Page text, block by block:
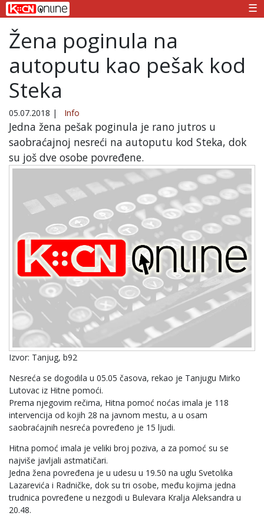
☰
Žena poginula na
autoputu kao pešak kod
Steka
05.07.2018 | Info
Jedna žena pešak poginula je rano jutros u
saobraćajnoj nesreći na autoputu kod Steka, dok
su još dve osobe povređene.
Izvor: Tanjug, b92
Nesreća se dogodila u 05.05 časova, rekao je Tanjugu Mirko
Lutovac iz Hitne pomoći.
Prema njegovim rečima, Hitna pomoć noćas imala je 118
intervencija od kojih 28 na javnom mestu, a u osam
saobraćajnih nesreća povređeno je 15 ljudi.
Hitna pomoć imala je veliki broj poziva, a za pomoć su se
najviše javljali astmatičari.
Jedna žena povređena je u udesu u 19.50 na uglu Svetolika
Lazarevića i Radničke, dok su tri osobe, među kojima jedna
trudnica povređene u nezgodi u Bulevara Kralja Aleksandra u
20.48.